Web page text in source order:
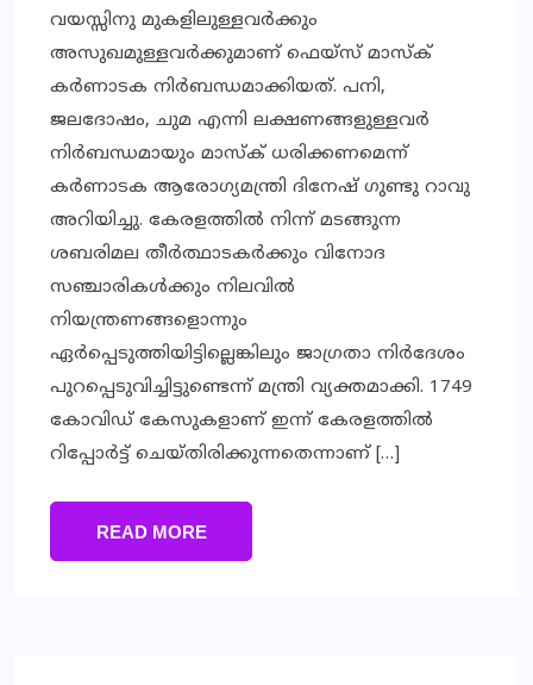
വയസ്സിനു മുകളിലുള്ളവര്‍ക്കും
അസുഖമുള്ളവര്‍ക്കുമാണ് ഫെയ്‌സ് മാസ്‌ക്
കര്‍ണാടക നിര്‍ബന്ധമാക്കിയത്. പനി,
ജലദോഷം, ചുമ എന്നി ലക്ഷണങ്ങളുള്ളവര്‍
നിര്‍ബന്ധമായും മാസ്‌ക് ധരിക്കണമെന്ന്
കര്‍ണാടക ആരോഗ്യമന്ത്രി ദിനേഷ് ഗുണ്ടു റാവു
അറിയിച്ചു. കേരളത്തില്‍ നിന്ന് മടങ്ങുന്ന
ശബരിമല തീര്‍ത്ഥാടകര്‍ക്കും വിനോദ
സഞ്ചാരികള്‍ക്കും നിലവില്‍
നിയന്ത്രണങ്ങളൊന്നും
ഏര്‍പ്പെടുത്തിയിട്ടില്ലെങ്കിലും ജാഗ്രതാ നിര്‍ദേശം
പുറപ്പെടുവിച്ചിട്ടുണ്ടെന്ന് മന്ത്രി വ്യക്തമാക്കി. 1749
കോവിഡ് കേസുകളാണ് ഇന്ന് കേരളത്തില്‍
റിപ്പോര്‍ട്ട് ചെയ്തിരിക്കുന്നതെന്നാണ് […]
READ MORE